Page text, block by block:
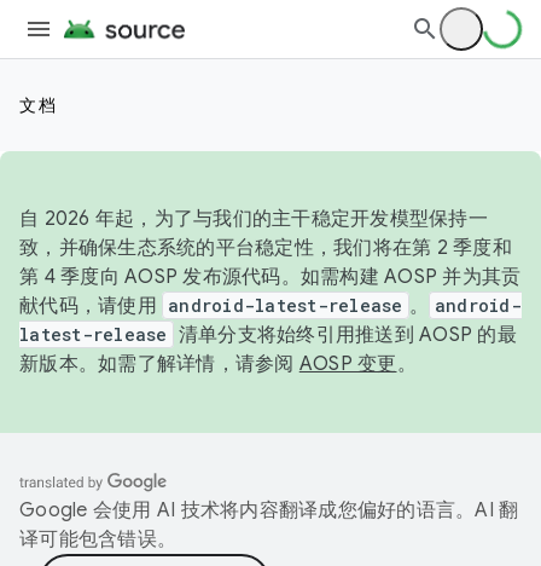
文档
自 2026 年起，为了与我们的主干稳定开发模型保持一
致，并确保生态系统的平台稳定性，我们将在第 2 季度和
第 4 季度向 AOSP 发布源代码。如需构建 AOSP 并为其贡
献代码，请使用 android-latest-release 。
android-
latest-release 清单分支将始终引用推送到 AOSP 的最
新版本。如需了解详情，请参阅 AOSP 变更。
Google 会使用 AI 技术将内容翻译成您偏好的语言。AI 翻
译可能包含错误。